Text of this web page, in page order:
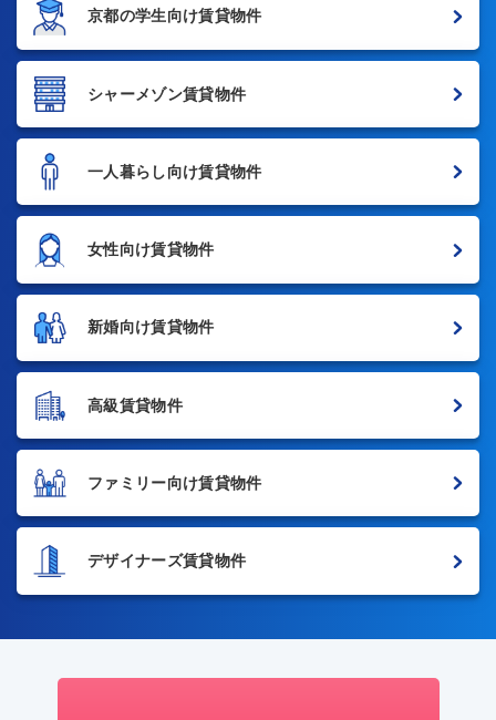
京都の学生向け賃貸物件
シャーメゾン賃貸物件
一人暮らし向け賃貸物件
女性向け賃貸物件
新婚向け賃貸物件
高級賃貸物件
ファミリー向け賃貸物件
デザイナーズ賃貸物件